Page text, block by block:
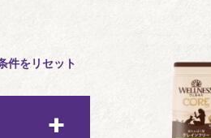
件をリセット